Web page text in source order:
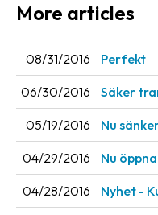
Terms
Terms
and
conditions
Privacy
More articles
08/31/2016 Perfekt
06/30/2016 Säker
05/19/2016 Nu
04/29/2016 Nu
04/28/2016 Nyhet -